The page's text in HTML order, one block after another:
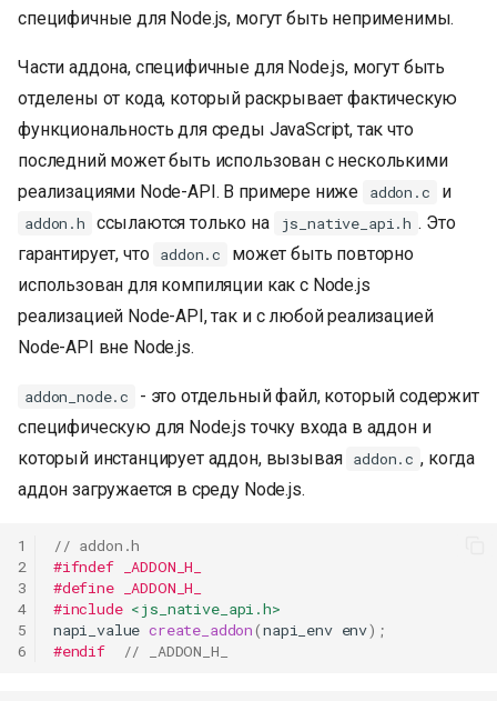
специфичные для Node.js, могут быть неприменимы.
Части аддона, специфичные для Node.js, могут быть
отделены от кода, который раскрывает фактическую
функциональность для среды JavaScript, так что
последний может быть использован с несколькими
реализациями Node-API. В примере ниже
addon.c и
addon.h ссылаются только на js_native_api.h . Это
гарантирует, что addon.c
может быть повторно
использован для компиляции как с Node.js
реализацией Node-API, так и с любой реализацией
Node-API вне Node.js.
addon_node.c
- это отдельный файл, который содержит
специфическую для Node.js точку входа в аддон и
который инстанцирует аддон, вызывая addon.c , когда
аддон загружается в среду Node.js.
1
2
3
4
5
6
// addon.h
#ifndef _ADDON_H_
#define _ADDON_H_
#include <js_native_api.h>
napi_value create_addon(napi_env env);
#endif
// _ADDON_H_